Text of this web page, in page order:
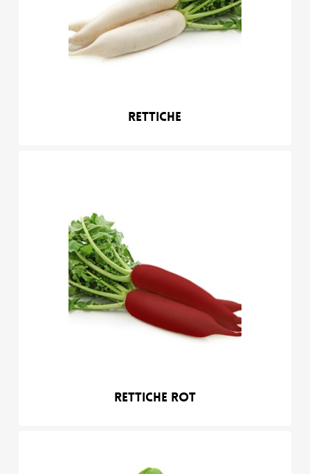
Rettiche
Rettiche Rot